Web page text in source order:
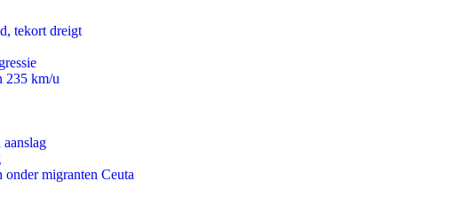
tekort dreigt
235 km/u
onder migranten Ceuta